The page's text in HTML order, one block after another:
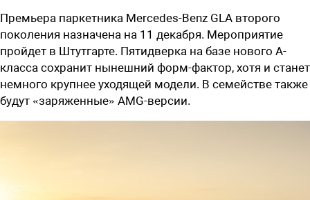
Премьера паркетника Mercedes-Benz GLA второго
поколения назначена на 11 декабря. Мероприятие
пройдет в Штутгарте. Пятидверка на базе нового A-
класса сохранит нынешний форм-фактор, хотя и станет
немного крупнее уходящей модели. В семействе также
будут «заряженные» AMG-версии.